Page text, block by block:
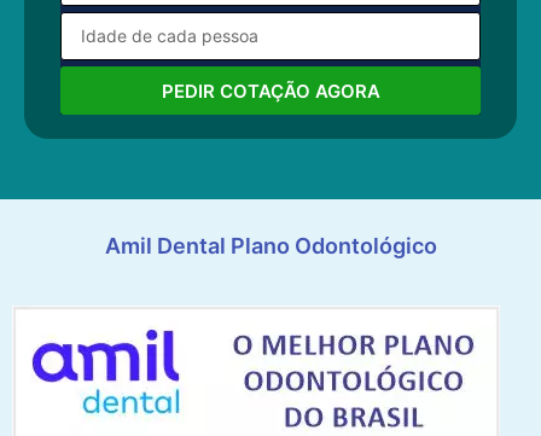
PEDIR COTAÇÃO AGORA
Amil Dental Plano Odontológico